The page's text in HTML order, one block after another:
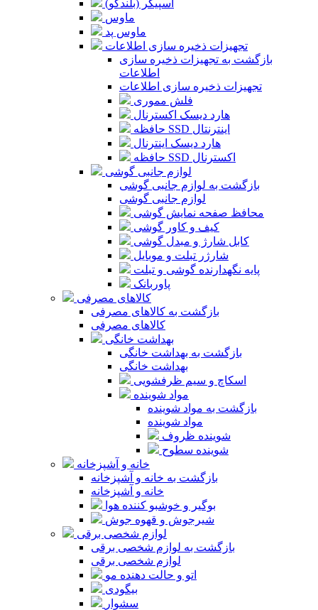
اسپیکر (بلندگو)
ماوس
ماوس پد
تجهیزات ذخیره سازی اطلاعات
بازگشت به تجهیزات ذخیره سازی
اطلاعات
تجهیزات ذخیره سازی اطلاعات
فلش مموری
هارد دیسک اکسترنال
حافظه SSD اینترنتال
هارد دیسک اینترنال
حافظه SSD اکسترنال
لوازم جانبی گوشی
بازگشت به لوازم جانبی گوشی
لوازم جانبی گوشی
محافظ صفحه نمایش گوشی
کیف و کاور گوشی
کابل شارژ و مبدل گوشی
شارژر تبلت و موبایل
پایه نگهدارنده گوشی و تبلت
پاوربانک
کالاهای مصرفی
بازگشت به کالاهای مصرفی
کالاهای مصرفی
بهداشت خانگی
بازگشت به بهداشت خانگی
بهداشت خانگی
اسکاچ و سیم ظرفشویی
مواد شوینده
بازگشت به مواد شوینده
مواد شوینده
شوینده ظروف
شوینده سطوح
خانه و آشپزخانه
بازگشت به خانه و آشپزخانه
خانه و آشپزخانه
بوگیر و خوشبو کننده هوا
شیرجوش و قهوه جوش
لوازم شخصی برقی
بازگشت به لوازم شخصی برقی
لوازم شخصی برقی
اتو و حالت دهنده مو
بیگودی
سشوار